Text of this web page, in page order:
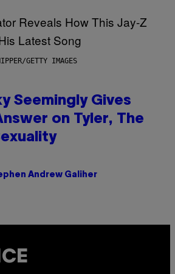
GETTY IMAGES
Seemingly Gives
on Tyler, The
Andrew Galiher